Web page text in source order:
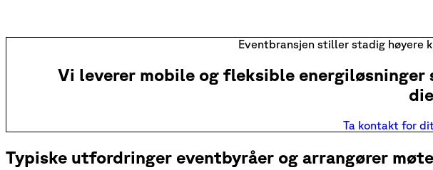
Eventbransjen stiller stadig
Vi leverer mobile og fleksible
Ta kontakt for
Typiske utfordringer eventbyråer og arrangører